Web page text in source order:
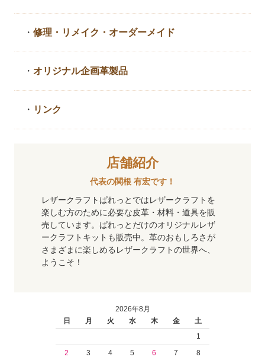
・修理・リメイク・ オーダーメイド
・ オリジナル企画革製品
・ リンク
店舗紹介
代表の関根 有宏です！
レザークラフトぱれっとではレザークラフトを
楽しむ方のために必要な皮革・材料・道具を販
売しています。ぱれっとだけのオリジナルレザ
ークラフトキットも販売中。革のおもしろさが
さまざまに楽しめるレザークラフトの世界へ、
ようこそ！
2026年8月
日
月 火 水 木 金
土
1
2
3 4 5 6 7
8